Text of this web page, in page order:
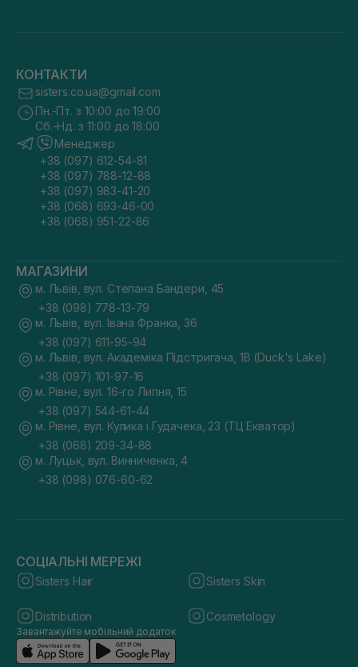
КОНТАКТИ
sisters.co.ua@gmail.com
Пн.-Пт. з 10:00 до 19:00
Сб.-Нд. з 11:00 до 18:00
Менеджер
+38 (097) 612-54-81
+38 (097) 788-12-88
+38 (097) 983-41-20
+38 (068) 693-46-00
+38 (068) 951-22-86
МАГАЗИНИ
м. Львів, вул. Степана Бандери, 45
+38 (098) 778-13-79
м. Львів, вул. Івана Франка, 36
+38 (097) 611-95-94
м. Львів, вул. Академіка Підстригача, 1В (Duck's Lake)
+38 (097) 101-97-16
м. Рівне, вул. 16-го Липня, 15
+38 (097) 544-61-44
м. Рівне, вул. Кулика і Гудачека, 23 (ТЦ Екватор)
+38 (068) 209-34-88
м. Луцьк, вул. Винниченка, 4
+38 (098) 076-60-62
СОЦІАЛЬНІ МЕРЕЖІ
Sisters Hair Sisters Skin
Distribution Cosmetology
Завантажуйте мобільний додаток